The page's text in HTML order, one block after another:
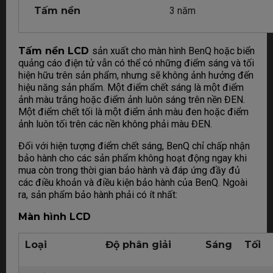
Tấm nền 3 năm
Tấm nền LCD sản xuất cho màn hình BenQ hoặc biển
quảng cáo điện tử vẫn có thể có những điểm sáng và tối
hiện hữu trên sản phẩm, nhưng sẽ không ảnh hưởng đến
hiệu năng sản phẩm. Một điểm chết sáng là một điểm
ảnh màu trắng hoặc điểm ảnh luôn sáng trên nền ĐEN.
Một điểm chết tối là một điểm ảnh màu đen hoặc điểm
ảnh luôn tối trên các nền không phải màu ĐEN.
Đối với hiện tượng điểm chết sáng, BenQ chỉ chấp nhận
bảo hành cho các sản phẩm không hoạt động ngay khi
mua còn trong thời gian bảo hành và đáp ứng đầy đủ
các điều khoản và điều kiện bảo hành của BenQ. Ngoài
ra, sản phẩm bảo hành phải có ít nhất:
Màn hình LCD
Loại Độ phân giải Sáng Tối